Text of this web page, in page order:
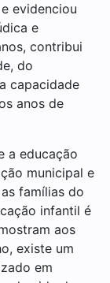
evidenciou
e
contribui
do
capacidade
anos de
a educação
municipal e
famílias do
infantil é
aos
existe um
em